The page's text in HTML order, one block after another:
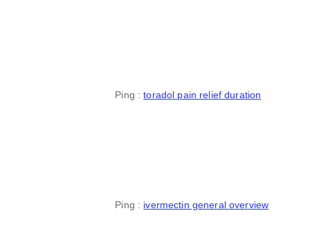
Ping :toradol pain relief duration
Ping : ivermectin general overview